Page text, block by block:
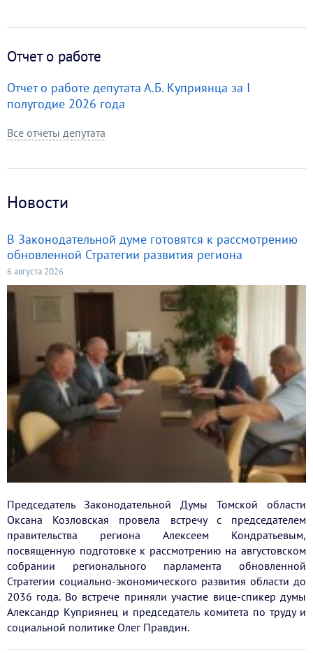
Отчет о работе
Отчет о работе депутата А.Б. Куприянца за I
полугодие 2026 года
Все отчеты депутата
Новости
В Законодательной думе готовятся к рассмотрению
обновленной Стратегии развития региона
6 августа 2026
Председатель Законодательной Думы Томской области
Оксана Козловская провела встречу с председателем
правительства региона Алексеем Кондратьевым,
посвященную подготовке к рассмотрению на августовском
собрании регионального парламента обновленной
Стратегии социально-экономического развития области до
2036 года. Во встрече приняли участие вице-спикер думы
Александр Куприянец и председатель комитета по труду и
социальной политике Олег Правдин.